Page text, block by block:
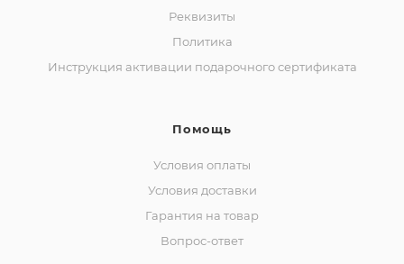
Реквизиты
Политика
Инструкция активации подарочного сертификата
Помощь
Условия оплаты
Условия доставки
Гарантия на товар
Вопрос-ответ